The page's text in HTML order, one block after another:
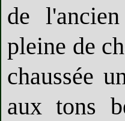
de
pleine de
chaussée
aux tons